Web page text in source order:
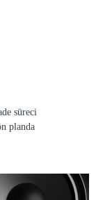
süreci
planda